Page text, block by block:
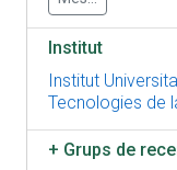
Institut
Institut
Tecnologies de
+ Grups de